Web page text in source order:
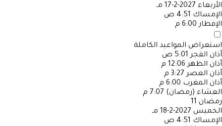
الأربعاء 2027-2-17 مـ
الإمساك 4:51 ص
الإفطار 6:00 م
استعراض المواعيد الكاملة
أذان الفجر 5:01 ص
أذان الظهر 12:06 م
أذان العصر 3:27 م
أذان المغرب 6:00 م
العشاء (رمضان) 7:07 م
رمضان 11
الخميس 2027-2-18 مـ
الإمساك 4:51 ص